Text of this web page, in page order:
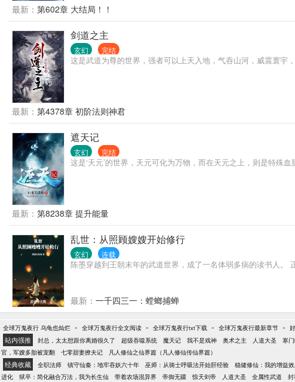
最新： 第602章 大结局！！
剑道之主
玄幻 完结
这是武道为尊的世界，强者可以上天入地，气吞山河，威震寰宇
最新： 第4378章 初阶法则神君
遮天记
玄幻 完结
这是‘天元’的世界，天元可化为万物，而在天元之上，则是特殊
最新： 第8238章 提升能量
乱世：从照顾嫂嫂开始修行
玄幻 连载
陈墨穿越到王朝末年的武道世界，成了一名体弱多病的读书人
最新： 一千四三一：螳螂捕蝉
全球万鬼夜行 乌龟也灿烂 - 全球万鬼夜行全文阅读 - 全球万鬼夜行txt下载 - 全球万鬼夜行最新章节 -
站内强推 封总，太太想跟你离婚很久了 超级吞噬系统 魔天记 我不是戏神 奥术之主 人道大圣 寒
官，军嫂多胎被宠翻
七零甜妻撩夫记 凡人修仙之仙界篇（凡人修仙传仙界篇）
经典收藏 全职法师 镇守仙秦：地牢吞妖六十年 巫师：从骑士呼吸法开始肝经验 稳健修仙：我的增益
进化
狱卒：简化融合万法，我为长生仙 带着农场混异界 帝御无疆 惊天剑帝 人道大圣 全属性武道 封